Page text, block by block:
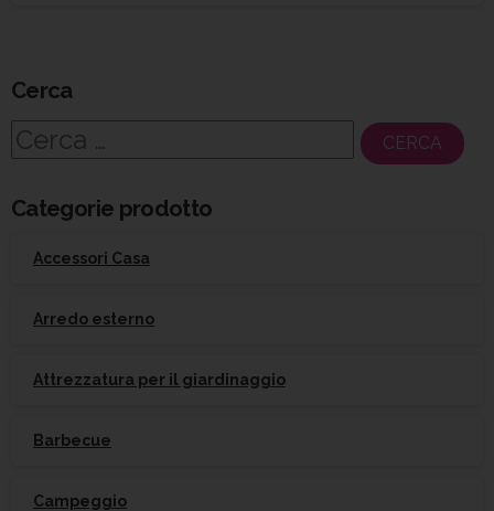
Cerca
Ricerca
Categorie prodotto
Accessori Casa
Arredo esterno
Attrezzatura per il giardinaggio
Barbecue
Campeggio